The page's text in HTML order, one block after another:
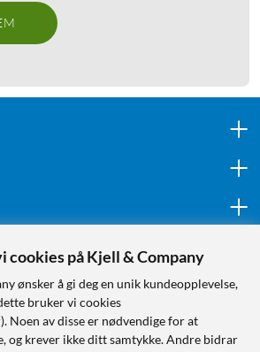
cookies på Kjell & Company
ønsker å gi deg en unik kundeopplevelse,
bruker vi cookies
Noen av disse er nødvendige for at
og krever ikke ditt samtykke. Andre bidrar